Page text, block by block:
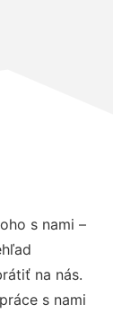
s nami –
na nás.
s nami